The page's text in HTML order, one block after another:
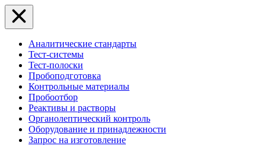
Аналитические стандарты
Тест-системы
Тест-полоски
Пробоподготовка
Контрольные материалы
Пробоотбор
Реактивы и растворы
Органолептический контроль
Оборудование и принадлежности
Запрос на изготовление